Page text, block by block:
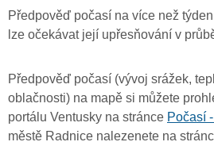
Předpověď počasí na více než
lze očekávat její upřesňování v
Předpověď počasí (vývoj srážek,
oblačnosti) na mapě si můžete
portálu Ventusky na stránce Počasí
městě Radnice nalezenete na